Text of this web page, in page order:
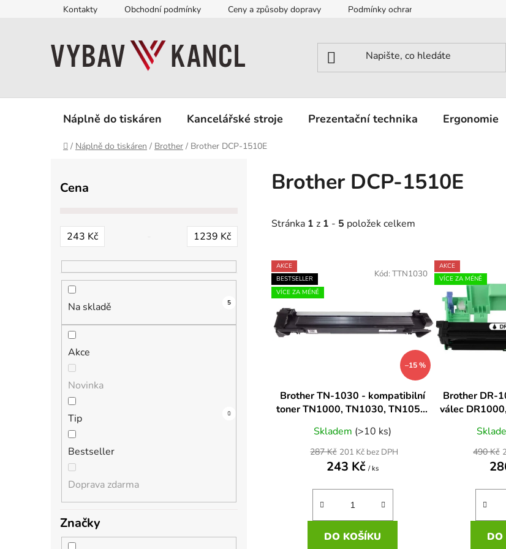
Kontakty Obchodní podmínky Ceny a způsoby dopravy Podmínky ochrany osobních údajů
Náplně do tiskáren Kancelářské stroje Prezentační technika Ergonomie
Domů
/ Náplně do tiskáren / Brother / Brother DCP-1510E
Cena
243 Kč 1239 Kč
Na skladě 5
Akce
3
Novinka
0
Tip 1
Bestseller
1
Doprava zdarma
0
Značky
Brother DCP-1510E
Stránka 1 z 1 - 5 položek celkem
V
ý
p
s
p
u
AKCE
BESTSELLER
VÍCE ZA MÉNĚ
–15 %
Brother TN-1030 - kompatibilní
toner TN1000, TN1030, TN1050,
Skladem (>10 ks)
201 Kč bez DPH
243 Kč/ ks
287 Kč
DO KOŠÍKU
Kód: TTN1030
AKCE
VÍCE ZA MÉNĚ
Brother DR-
válec
490 Kč
DO